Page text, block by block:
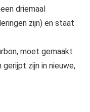
driemaal
zijn) en staat
moet gemaakt
zijn in nieuwe,